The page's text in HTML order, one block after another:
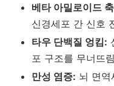
베타 아밀로이드
신경세포 간 신호
타우 단백질 엉킴:
포 구조를 무너뜨림
만성 염증: 뇌 면역